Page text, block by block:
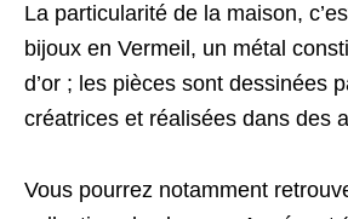
La particularité de la maison,
bijoux en Vermeil, un métal
d’or ; les pièces sont dessinées
créatrices et réalisées dans des
Vous pourrez notamment